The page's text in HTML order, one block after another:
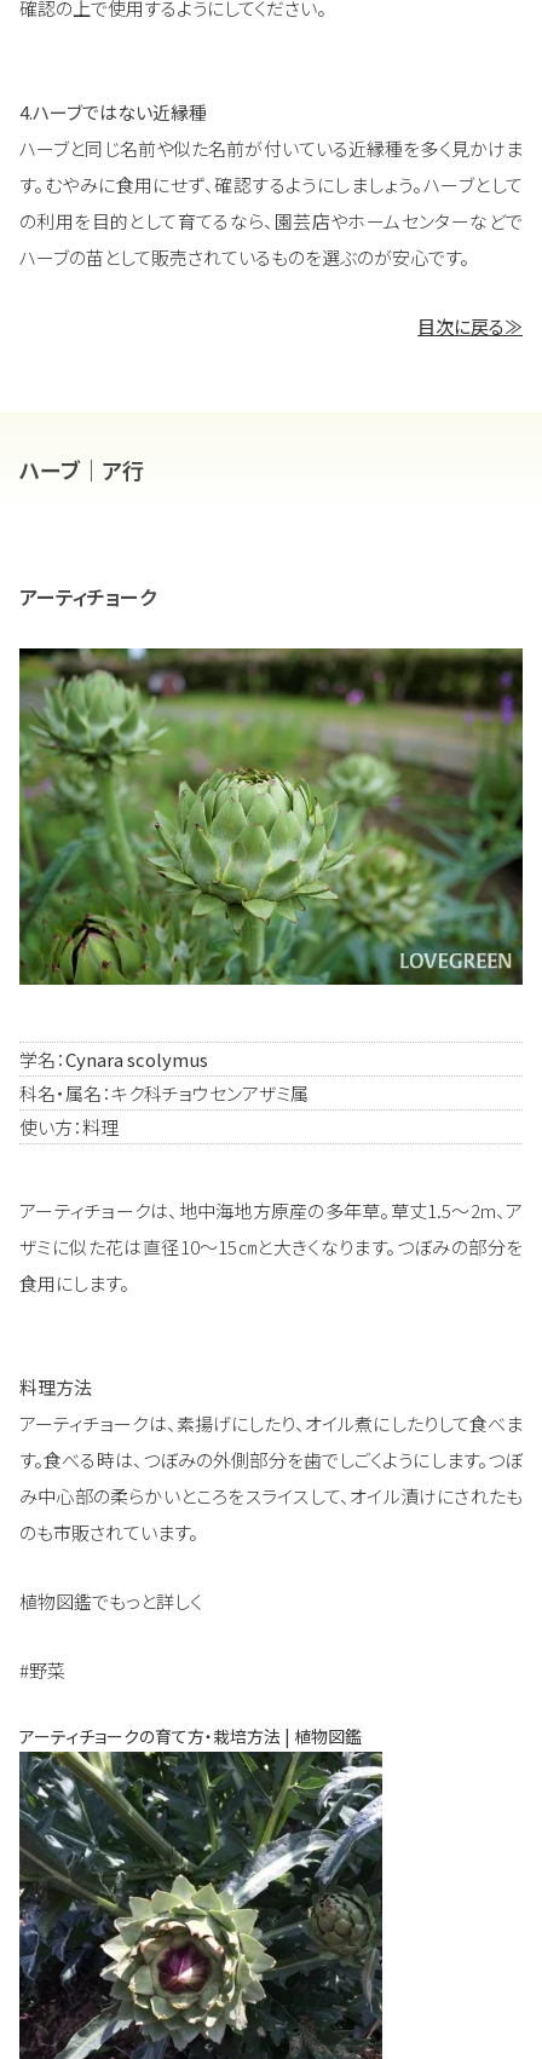
確認の上で使用するようにしてください。
4.ハーブではない近縁種
ハーブと同じ名前や似た名前が付いている近縁種を多く見かけま
す。むやみに食用にせず、確認するようにしましょう。ハーブとして
の利用を目的として育てるなら、園芸店やホームセンターなどで
ハーブの苗として販売されているものを選ぶのが安心です。
目次に戻る≫
ハーブ｜ア行
アーティチョーク
学名：Cynara scolymus
科名・属名：キク科チョウセンアザミ属
使い方：料理
アーティチョークは、地中海地方原産の多年草。草丈1.5～2m、ア
ザミに似た花は直径10～15㎝と大きくなります。つぼみの部分を
食用にします。
料理方法
アーティチョークは、素揚げにしたり、オイル煮にしたりして食べま
す。食べる時は、つぼみの外側部分を歯でしごくようにします。つぼ
み中心部の柔らかいところをスライスして、オイル漬けにされたも
のも市販されています。
植物図鑑でもっと詳しく
#野菜
アーティチョークの育て方・栽培方法 | 植物図鑑